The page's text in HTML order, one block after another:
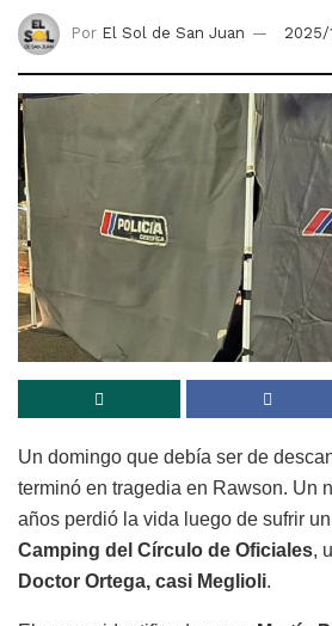
Por El Sol de San Juan 2025/
Un domingo que debía ser de
terminó en tragedia en Rawson. Un
años perdió la vida luego de sufrir
Camping del Círculo de Oficiales,
Doctor Ortega, casi Meglioli.